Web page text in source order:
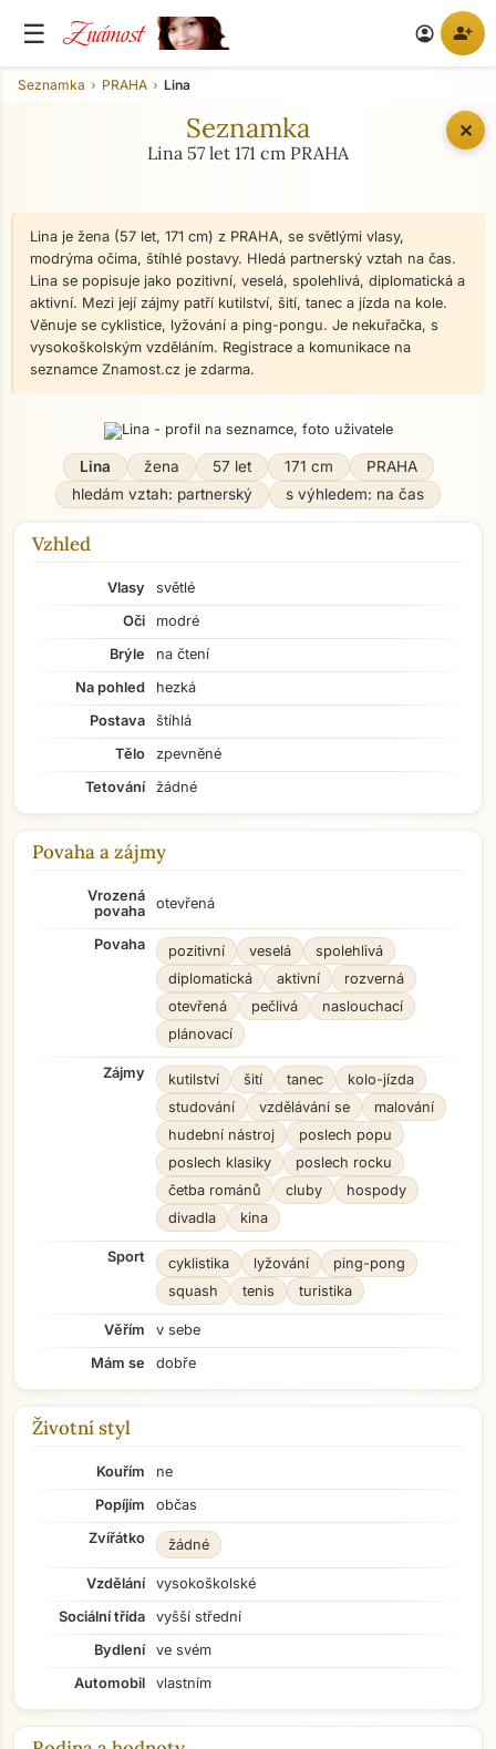
☰ Známost account_circle person_add
✕
Seznamka PRAHA Lina
Seznamka
Lina 57 let 171 cm PRAHA
Lina je žena (57 let, 171 cm) z PRAHA, se světlými vlasy,
modrýma očima, štíhlé postavy. Hledá partnerský vztah na čas.
Lina se popisuje jako pozitivní, veselá, spolehlivá, diplomatická a
aktivní. Mezi její zájmy patří kutilství, šití, tanec a jízda na kole.
Věnuje se cyklistice, lyžování a ping-pongu. Je nekuřačka, s
vysokoškolským vzděláním. Registrace a komunikace na
seznamce Znamost.cz je zdarma.
Lina žena 57 let 171 cm
PRAHA
hledám vztah: partnerský
s výhledem: na čas
Vzhled
Vlasy
světlé
Oči
modré
Brýle
na čtení
Na pohled
hezká
Postava
štíhlá
Tělo
zpevněné
Tetování
žádné
Povaha a zájmy
Vrozená
povaha
otevřená
Povaha pozitivní veselá
spolehlivá
diplomatická
aktivní
rozverná
otevřená
pečlivá
naslouchací
plánovací
Zájmy kutilství šití tanec
kolo-jízda
studování
vzdělávání se
malování
hudební nástroj
poslech popu
poslech klasiky
poslech rocku
četba románů
cluby
hospody
divadla
kina
Sport cyklistika lyžování
ping-pong
squash
tenis turistika
Věřím
v sebe
Mám se
dobře
Životní styl
Kouřím
ne
Popíjím
občas
Zvířátko
žádné
Vzdělání
vysokoškolské
Sociální třída
vyšší střední
Bydlení
ve svém
Automobil
vlastním